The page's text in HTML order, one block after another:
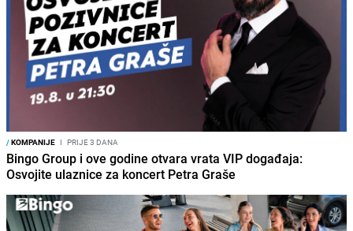
/KOMPANIJE I PRIJE 3 DANA
Bingo Group i ove godine otvara vrata VIP događaja:
Osvojite ulaznice za koncert Petra Graše